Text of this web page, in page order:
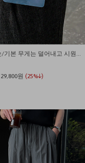
29,800원 (25%↓)